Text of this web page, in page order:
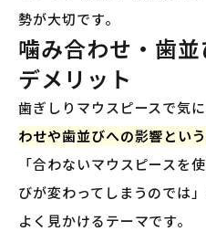
勢が大切です。
噛み合わせ・歯
デメリット
歯ぎしりマウスピースで気
わせや歯並びへの影響とい
「合わないマウスピースを
びが変わってしまうのでは
よく見かけるテーマです。